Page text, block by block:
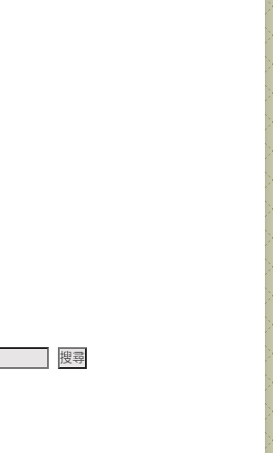
搜尋